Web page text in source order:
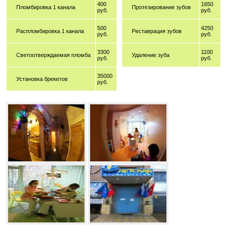
Пломбировка 1 канала
400
руб.
Протезирование зубов
1650
руб.
Распломбировка 1 канала
500
руб.
Реставрация зубов
4250
руб.
Светоотверждаемая пломба
3300
руб.
Удаление зуба
1100
руб.
Установка брекетов
35000
руб.